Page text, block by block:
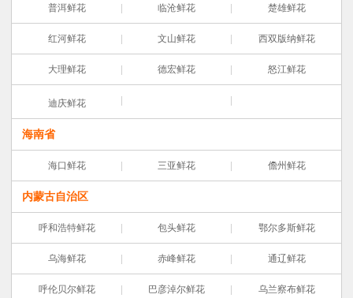
普洱鲜花 临沧鲜花 楚雄鲜花
红河鲜花 文山鲜花 西双版纳鲜花
大理鲜花 德宏鲜花 怒江鲜花
迪庆鲜花
海南省
海口鲜花 三亚鲜花 儋州鲜花
内蒙古自治区
呼和浩特鲜花 包头鲜花 鄂尔多斯鲜花
乌海鲜花 赤峰鲜花 通辽鲜花
呼伦贝尔鲜花 巴彦淖尔鲜花 乌兰察布鲜花